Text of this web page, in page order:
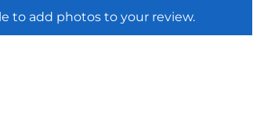
to add photos to your review.